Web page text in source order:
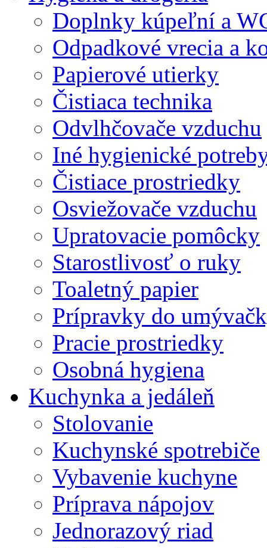
Doplnky kúpeľní a
Odpadkové vrecia a
Papierové utierky
Čistiaca technika
Odvlhčovače vzduchu
Iné hygienické
Čistiace prostriedky
Osviežovače vzduchu
Upratovacie pomôcky
Starostlivosť o ruky
Toaletný papier
Prípravky do
Pracie prostriedky
Osobná hygiena
Kuchynka a jedáleň
Stolovanie
Kuchynské spotrebiče
Vybavenie kuchyne
Príprava nápojov
Jednorazový riad